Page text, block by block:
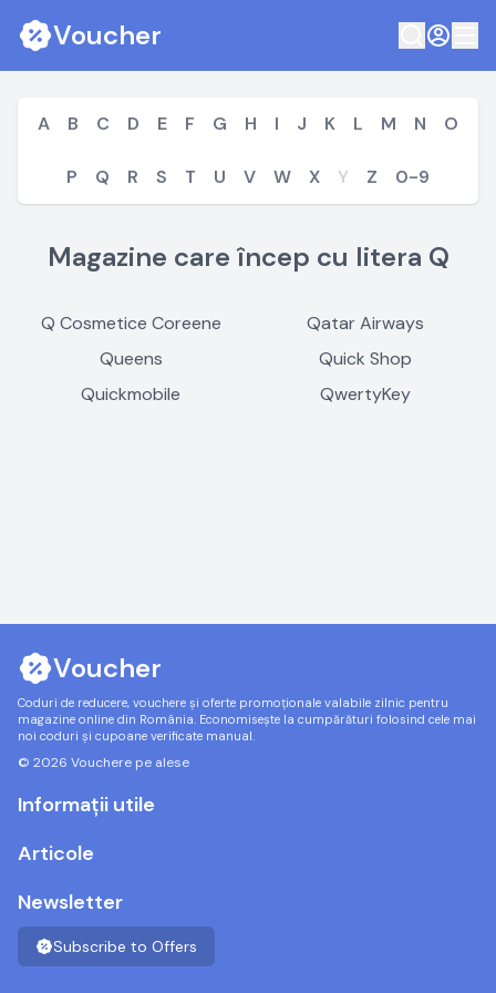
Voucher
A B C D E F G H I J K L M N O
P Q R S T U V W X Y Z 0-9
Magazine care încep cu litera Q
Q Cosmetice Coreene
Qatar Airways
Queens
Quick Shop
Quickmobile
QwertyKey
Voucher
Coduri de reducere, vouchere și oferte promoționale valabile zilnic pentru
magazine online din România. Economisește la cumpărături folosind cele mai
noi coduri și cupoane verificate manual.
© 2026 Vouchere pe alese
Informații utile
Articole
Newsletter
Subscribe to Offers